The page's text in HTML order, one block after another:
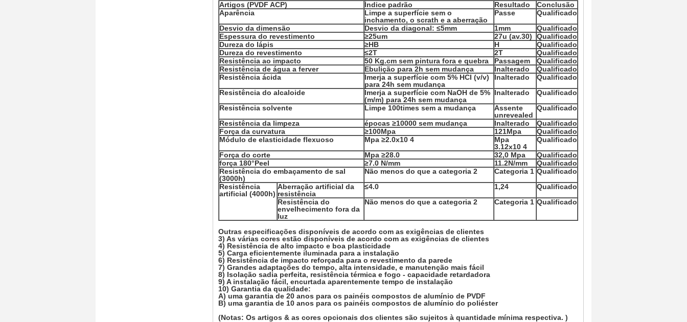
Artigos (PVDF ACP)
Índice padrão Resultado
Conclusão
Aparência
Limpe a superfície sem o
inchamento, o scrath e a aberração
Passe
Qualificado
Desvio da dimensão
Desvio da diagonal: ≤5mm 1mm
Qualificado
Espessura do revestimento
≥25um 27u (av.30)
Qualificado
Dureza do lápis
≥HB H
Qualificado
Dureza do revestimento
≤2T 2T
Qualificado
Resistência ao impacto
50 Kg.cm sem pintura fora e quebra Passagem
Qualificado
Resistência de água a ferver
Ebulição para 2h sem mudança Inalterado
Qualificado
Resistência ácida
Imerja a superfície com 5% HCI (v/v)
para 24h sem mudança
Inalterado
Qualificado
Resistência do alcaloide
Imerja a superfície com NaOH de 5%
(m/m) para 24h sem mudança
Inalterado
Qualificado
Resistência solvente
Limpe 100times sem a mudança
Assente
unrevealed
Qualificado
Resistência da limpeza
épocas ≥10000 sem mudança Inalterado
Qualificado
Força da curvatura
≥100Mpa 121Mpa
Qualificado
Módulo de elasticidade flexuoso
Mpa ≥2.0x10 4
Mpa
3.12x10 4
Qualificado
Força do corte
Mpa ≥28.0 32,0 Mpa
Qualificado
força 180°Peel
≥7.0 N/mm 11.2N/mm
Qualificado
Resistência do embaçamento de sal
(3000h)
Não menos do que a categoria 2 Categoria 1 Qualificado
Resistência
artificial (4000h)
Aberração artificial da
resistência
≤4.0 1,24
Qualificado
Resistência do
envelhecimento fora da
luz
Não menos do que a categoria 2 Categoria 1 Qualificado
Outras especificações disponíveis de acordo com as exigências de clientes
3) As várias cores estão disponíveis de acordo com as exigências de clientes
4) Resistência de alto impacto e boa plasticidade
5) Carga eficientemente iluminada para a instalação
6) Resistência de impacto reforçada para o revestimento da parede
7) Grandes adaptações do tempo, alta intensidade, e manutenção mais fácil
8) Isolação sadia perfeita, resistência térmica e fogo - capacidade retardadora
9) A instalação fácil, encurtada aparentemente tempo de instalação
10) Garantia da qualidade:
A) uma garantia de 20 anos para os painéis compostos de alumínio de PVDF
B) uma garantia de 10 anos para os painéis compostos de alumínio do poliéster
(Notas: Os artigos & as cores opcionais dos clientes são sujeitos à quantidade mínima respectiva. )